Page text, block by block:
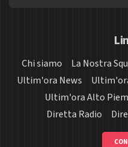
Chi siamo La Nostra
Ultim'ora News
Ultim'ora Alto
Diretta Radio